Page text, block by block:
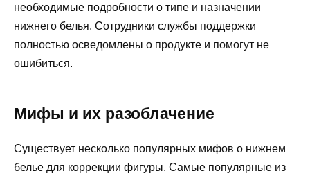
необходимые подробности о типе и назначении
нижнего белья. Сотрудники службы поддержки
полностью осведомлены о продукте и помогут не
ошибиться.
Мифы и их разоблачение
Существует несколько популярных мифов о нижнем
белье для коррекции фигуры. Самые популярные из